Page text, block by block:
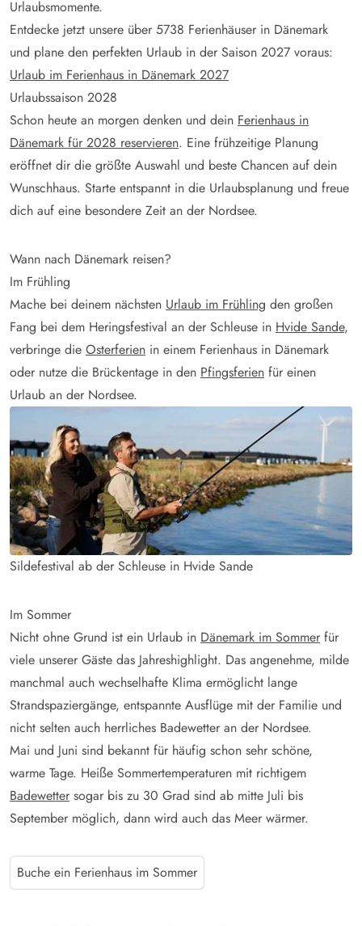
Urlaubsmomente.
Entdecke jetzt unsere über 5738 Ferienhäuser in Dänemark
und plane den perfekten Urlaub in der Saison 2027 voraus:
Urlaub im Ferienhaus in Dänemark 2027
Urlaubssaison 2028
Schon heute an morgen denken und dein Ferienhaus in
Dänemark für 2028 reservieren. Eine frühzeitige Planung
eröffnet dir die größte Auswahl und beste Chancen auf dein
Wunschhaus. Starte entspannt in die Urlaubsplanung und freue
dich auf eine besondere Zeit an der Nordsee.
Wann nach Dänemark reisen?
Im Frühling
Mache bei deinem nächsten Urlaub im Frühling den großen
Fang bei dem Heringsfestival an der Schleuse in Hvide Sande,
verbringe die Osterferien in einem Ferienhaus in Dänemark
oder nutze die Brückentage in den Pfingsferien für einen
Urlaub an der Nordsee.
Sildefestival ab der Schleuse in Hvide Sande
Im Sommer
Nicht ohne Grund ist ein Urlaub in Dänemark im Sommer für
viele unserer Gäste das Jahreshighlight. Das angenehme, milde
manchmal auch wechselhafte Klima ermöglicht lange
Strandspaziergänge, entspannte Ausflüge mit der Familie und
nicht selten auch herrliches Badewetter an der Nordsee.
Mai und Juni sind bekannt für häufig schon sehr schöne,
warme Tage. Heiße Sommertemperaturen mit richtigem
Badewetter sogar bis zu 30 Grad sind ab mitte Juli bis
September möglich, dann wird auch das Meer wärmer.
Buche ein Ferienhaus im Sommer